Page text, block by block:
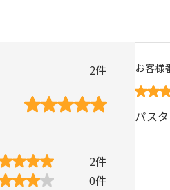
2件
2件
0件
お客様
パス